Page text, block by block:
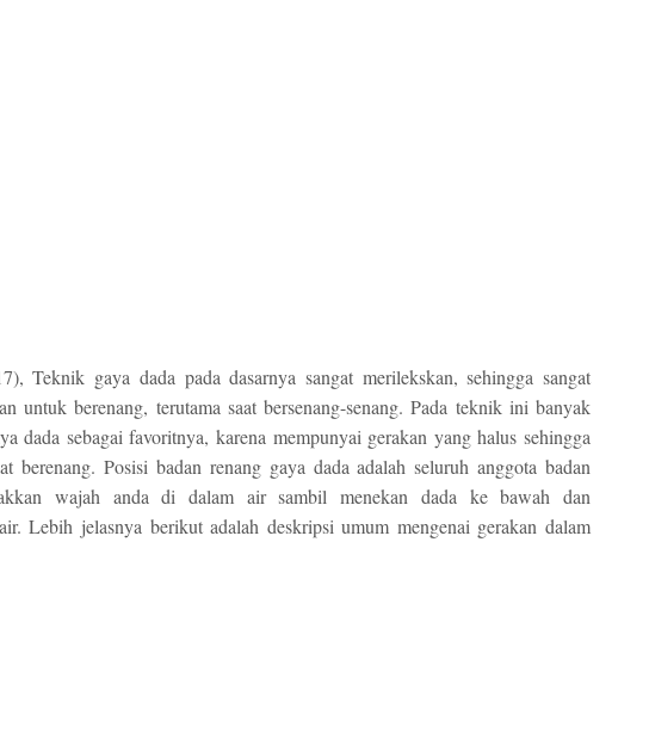
Teknik gaya dada pada dasarnya sangat merilekskan, sehingga sangat
untuk berenang, terutama saat bersenang-senang. Pada teknik ini banyak
dada sebagai favoritnya, karena mempunyai gerakan yang halus sehingga
berenang. Posisi badan renang gaya dada adalah seluruh anggota badan
wajah anda di dalam air sambil menekan dada ke bawah dan
Lebih jelasnya berikut adalah deskripsi umum mengenai gerakan dalam